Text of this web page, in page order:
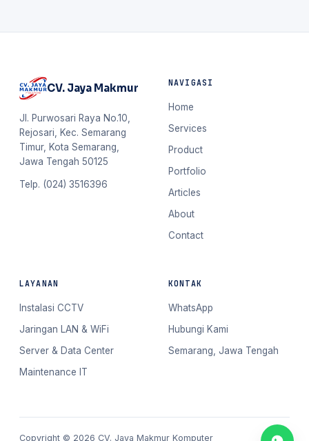
CV. Jaya Makmur
Jl. Purwosari Raya No.10,
Rejosari, Kec. Semarang
Timur, Kota Semarang,
Jawa Tengah 50125
Telp. (024) 3516396
NAVIGASI
Home
Services
Product
Portfolio
Articles
About
Contact
LAYANAN
Instalasi CCTV
Jaringan LAN & WiFi
Server & Data Center
Maintenance IT
KONTAK
WhatsApp
Hubungi Kami
Semarang, Jawa Tengah
Copyright © 2026 CV. Jaya Makmur Komputer